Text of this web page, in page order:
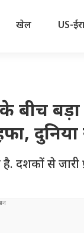
खेल US-
बीच
दुनिया
दशकों से जारी